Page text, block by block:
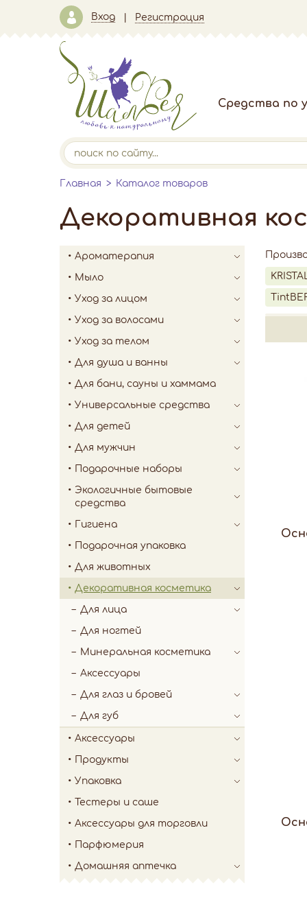
Вход Регистрация
Средства по
Главная Каталог товаров
Декоративная
Ароматерапия
Мыло
Уход за лицом
Уход за волосами
Уход за телом
Для душа и ванны
Для бани, сауны и хаммама
Универсальные средства
Для детей
Для мужчин
Подарочные наборы
Экологичные бытовые
средства
Гигиена
Подарочная упаковка
Для животных
Декоративная косметика
Для лица
Для ногтей
Минеральная косметика
Аксессуары
Для глаз и бровей
Для губ
Аксессуары
Продукты
Упаковка
Тестеры и саше
Аксессуары для торговли
Парфюмерия
Домашняя аптечка